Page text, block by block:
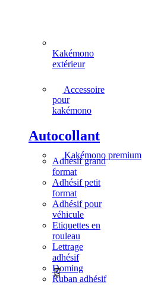
Accessoire
pour
kakémono
Autocollant
Adhésif grand
format
Adhésif petit
format
Adhésif pour
véhicule
Etiquettes en
rouleau
Lettrage
adhésif
Doming
Ruban adhésif
Kakémono
extérieur
Kakémono premium